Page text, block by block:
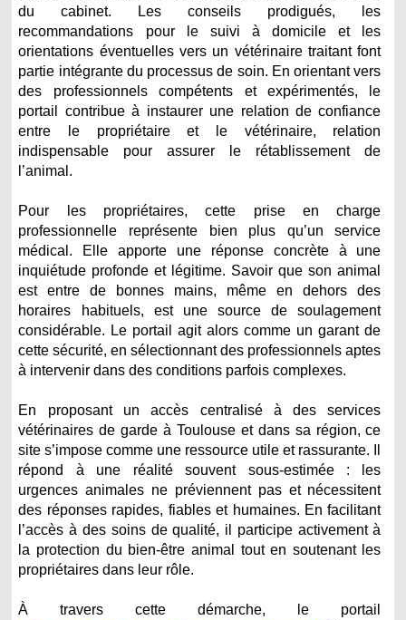
du cabinet. Les conseils prodigués, les
recommandations pour le suivi à domicile et les
orientations éventuelles vers un vétérinaire traitant font
partie intégrante du processus de soin. En orientant vers
des professionnels compétents et expérimentés, le
portail contribue à instaurer une relation de confiance
entre le propriétaire et le vétérinaire, relation
indispensable pour assurer le rétablissement de
l’animal.
Pour les propriétaires, cette prise en charge
professionnelle représente bien plus qu’un service
médical. Elle apporte une réponse concrète à une
inquiétude profonde et légitime. Savoir que son animal
est entre de bonnes mains, même en dehors des
horaires habituels, est une source de soulagement
considérable. Le portail agit alors comme un garant de
cette sécurité, en sélectionnant des professionnels aptes
à intervenir dans des conditions parfois complexes.
En proposant un accès centralisé à des services
vétérinaires de garde à Toulouse et dans sa région, ce
site s’impose comme une ressource utile et rassurante. Il
répond à une réalité souvent sous-estimée : les
urgences animales ne préviennent pas et nécessitent
des réponses rapides, fiables et humaines. En facilitant
l’accès à des soins de qualité, il participe activement à
la protection du bien-être animal tout en soutenant les
propriétaires dans leur rôle.
À travers cette démarche, le portail